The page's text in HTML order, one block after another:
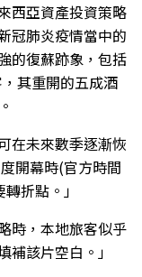
西亞資產投資策略
冠肺炎疫情當中的
的復蘇跡象，包括
其重開的五成酒
在未來數季逐漸恢
開幕時(官方時間
折點。」
時，本地旅客似乎
該片空白。」